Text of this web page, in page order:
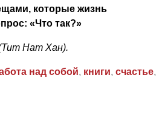
которые жизнь
«Что так?»
Нат Хан).
над собой, книги, счастье,